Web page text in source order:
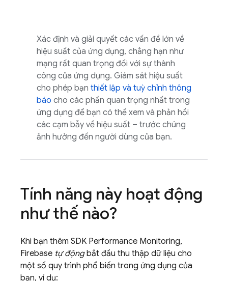
Xác định và giải quyết các vấn đề lớn về
hiệu suất của ứng dụng, chẳng hạn như
mạng rất quan trọng đối với sự thành
công của ứng dụng. Giám sát hiệu suất
cho phép bạn thiết lập và tuỳ chỉnh thông
báo cho các phần quan trọng nhất trong
ứng dụng để bạn có thể xem và phản hồi
các cạm bẫy về hiệu suất – trước chúng
ảnh hưởng đến người dùng của bạn.
Tính năng này hoạt động
như thế nào?
Khi bạn thêm SDK Performance Monitoring,
Firebase tự độngbắt đầu thu thập dữ liệu cho
một số quy trình phổ biến trong ứng dụng của
bạn, ví dụ: